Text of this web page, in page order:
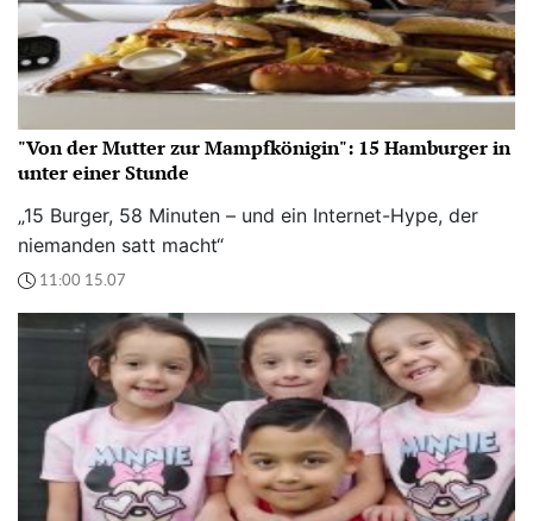
"Von der Mutter zur Mampfkönigin": 15 Hamburger in
unter einer Stunde
„15 Burger, 58 Minuten – und ein Internet-Hype, der
niemanden satt macht“
11:00 15.07